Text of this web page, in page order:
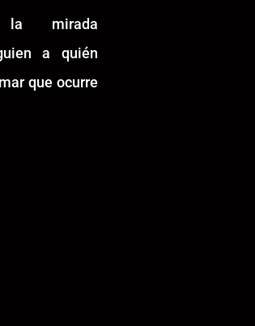
la mirada
a quién
que ocurre